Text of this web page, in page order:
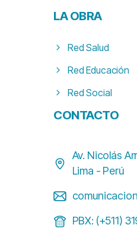
LAOBRA
Red Salud
Red Educación
Red Social
CONTACTO
Av. Nicolás
Lima - Perú
PBX: (+511)